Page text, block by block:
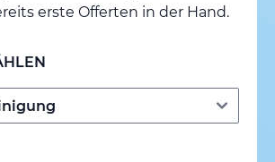
erste Offerten in der Hand.